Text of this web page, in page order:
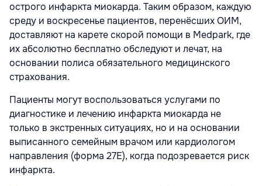
острого инфаркта миокарда. Таким образом, каждую
среду и воскресенье пациентов, перенёсших ОИМ,
доставляют на карете скорой помощи в Medpark, где
их абсолютно бесплатно обследуют и лечат, на
основании полиса обязательного медицинского
страхования.
Пациенты могут воспользоваться услугами по
диагностике и лечению инфаркта миокарда не
только в экстренных ситуациях, но и на основании
выписанного семейным врачом или кардиологом
направления (форма 27E), когда подозревается риск
инфаркта.